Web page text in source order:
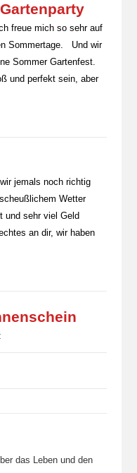
freue mich so sehr auf
Sommertage. Und wir
Sommer Gartenfest.
und perfekt sein, aber
jemals noch richtig
Wetter
und sehr viel Geld
an dir, wir haben
das Leben und den